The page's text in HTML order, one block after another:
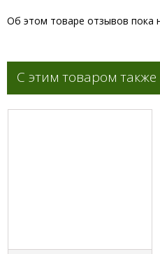
Об этом товаре отзывов пока
С этим товаром